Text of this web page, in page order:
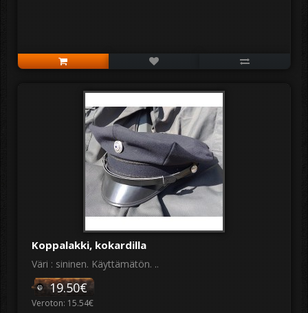
Koppalakki, kokardilla
Väri : sininen. Käyttämätön. ..
19.50€
Veroton: 15.54€